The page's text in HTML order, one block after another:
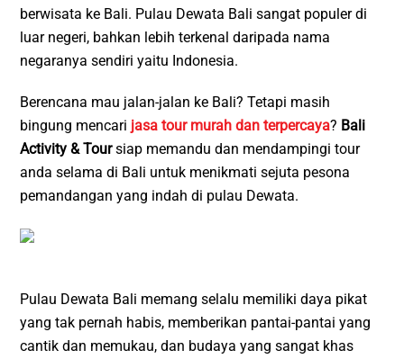
berwisata ke Bali. Pulau Dewata Bali sangat populer di
luar negeri, bahkan lebih terkenal daripada nama
negaranya sendiri yaitu Indonesia.
Berencana mau jalan-jalan ke Bali? Tetapi masih
bingung mencari jasa tour murah dan terpercaya? Bali
Activity & Toursiap memandu dan mendampingi tour
anda selama di Bali untuk menikmati sejuta pesona
pemandangan yang indah di pulau Dewata.
Pulau Dewata Bali memang selalu memiliki daya pikat
yang tak pernah habis, memberikan pantai-pantai yang
cantik dan memukau, dan budaya yang sangat khas